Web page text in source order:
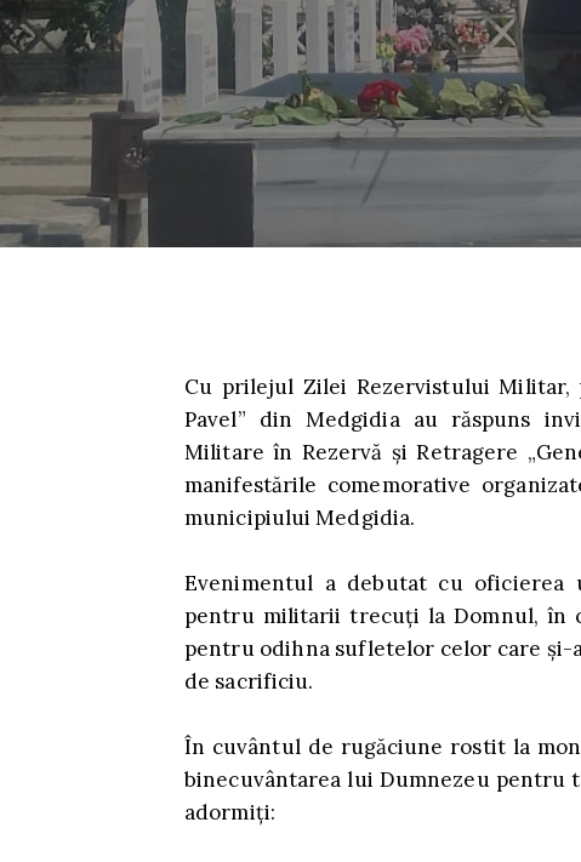
Cu prilejul Zilei Rezervistului Militar,
Pavel” din Medgidia au răspuns
Militare în Rezervă și Retragere
manifestările comemorative
municipiului Medgidia.
Evenimentul a debutat cu oficierea
pentru militarii trecuți la Domnul, în
pentru odihna sufletelor celor care
de sacrificiu.
În cuvântul de rugăciune rostit la
binecuvântarea lui Dumnezeu pentru
adormiți: